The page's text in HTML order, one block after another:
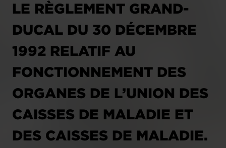
LE RÈGLEMENT GRAND-
DUCAL DU 30 DÉCEMBRE
1992 RELATIF AU
FONCTIONNEMENT DES
ORGANES DE L’UNION DES
CAISSES DE MALADIE ET
DES CAISSES DE MALADIE.